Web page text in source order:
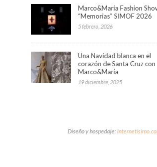
Marco&María Fashion
“Memorias” SIMOF 2026
5 febrero, 2026
Una Navidad blanca en el
corazón de Santa Cruz con
Marco&María
19 diciembre, 2025
Diseño y hospedaje: